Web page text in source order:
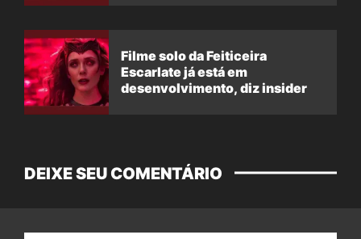
Filme solo da Feiticeira
Escarlate já está em
desenvolvimento, diz insider
DEIXE SEU COMENTÁRIO